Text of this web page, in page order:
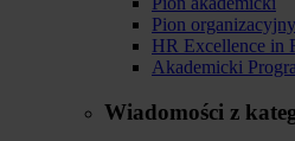
Pion organizacyjny
HR Excellence in
Akademicki
Wiadomości z